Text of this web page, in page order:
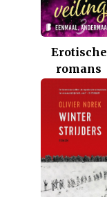
Erotische
romans